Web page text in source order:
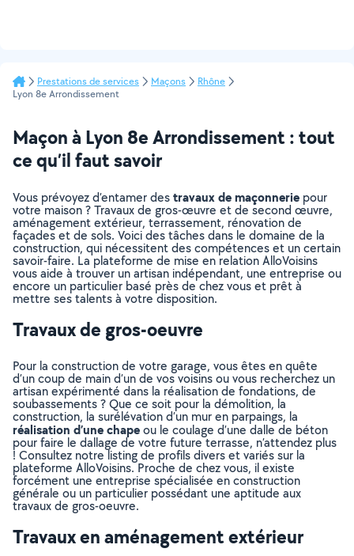
Prestations de services Maçons
Rhône
Lyon 8e Arrondissement
Maçon à Lyon 8e Arrondissement : tout
ce qu’il faut savoir
Vous prévoyez d’entamer destravaux de maçonnerie pour
votre maison ? Travaux de gros-œuvre et de second œuvre,
aménagement extérieur, terrassement, rénovation de
façades et de sols. Voici des tâches dans le domaine de la
construction, qui nécessitent des compétences et un certain
savoir-faire. La plateforme de mise en relation AlloVoisins
vous aide à trouver un artisan indépendant, une entreprise ou
encore un particulier basé près de chez vous et prêt à
mettre ses talents à votre disposition.
Travaux de gros-oeuvre
Pour la construction de votre garage, vous êtes en quête
d’un coup de main d’un de vos voisins ou vous recherchez un
artisan expérimenté dans la réalisation de fondations, de
soubassements ? Que ce soit pour la démolition, la
construction, la surélévation d’un mur en parpaings, la
réalisation d’une chapeou le coulage d’une dalle de béton
pour faire le dallage de votre future terrasse, n’attendez plus
! Consultez notre listing de profils divers et variés sur la
plateforme AlloVoisins. Proche de chez vous, il existe
forcément une entreprise spécialisée en construction
générale ou un particulier possédant une aptitude aux
travaux de gros-oeuvre.
Travaux en aménagement extérieur